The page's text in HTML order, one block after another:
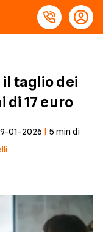
il taglio dei
di 17 euro
01-2026 5 min di